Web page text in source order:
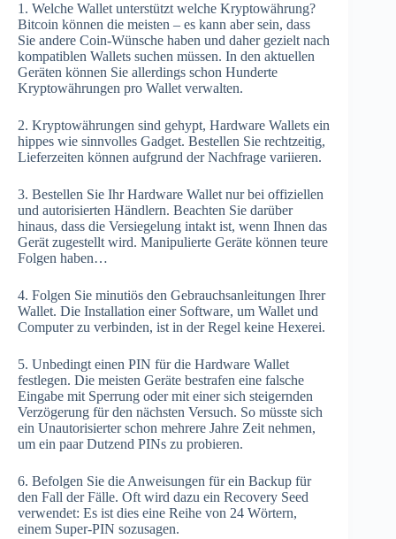
1. Welche Wallet unterstützt welche Kryptowährung?
Bitcoin können die meisten – es kann aber sein, dass
Sie andere Coin-Wünsche haben und daher gezielt nach
kompatiblen Wallets suchen müssen. In den aktuellen
Geräten können Sie allerdings schon Hunderte
Kryptowährungen pro Wallet verwalten.
2. Kryptowährungen sind gehypt, Hardware Wallets ein
hippes wie sinnvolles Gadget. Bestellen Sie rechtzeitig,
Lieferzeiten können aufgrund der Nachfrage variieren.
3. Bestellen Sie Ihr Hardware Wallet nur bei offiziellen
und autorisierten Händlern. Beachten Sie darüber
hinaus, dass die Versiegelung intakt ist, wenn Ihnen das
Gerät zugestellt wird. Manipulierte Geräte können teure
Folgen haben…
4. Folgen Sie minutiös den Gebrauchsanleitungen Ihrer
Wallet. Die Installation einer Software, um Wallet und
Computer zu verbinden, ist in der Regel keine Hexerei.
5. Unbedingt einen PIN für die Hardware Wallet
festlegen. Die meisten Geräte bestrafen eine falsche
Eingabe mit Sperrung oder mit einer sich steigernden
Verzögerung für den nächsten Versuch. So müsste sich
ein Unautorisierter schon mehrere Jahre Zeit nehmen,
um ein paar Dutzend PINs zu probieren.
6. Befolgen Sie die Anweisungen für ein Backup für
den Fall der Fälle. Oft wird dazu ein Recovery Seed
verwendet: Es ist dies eine Reihe von 24 Wörtern,
einem Super-PIN sozusagen.